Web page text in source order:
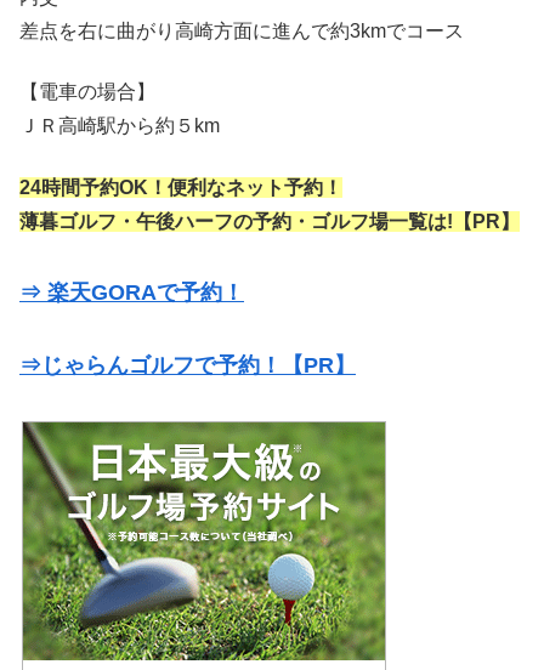
差点を右に曲がり高崎方面に進んで約3kmでコース
【電車の場合】
ＪＲ高崎駅から約５km
24時間予約OK！便利なネット予約！
薄暮ゴルフ・午後ハーフの予約・ゴルフ場一覧は!【PR】
⇒ 楽天GORAで予約！
⇒じゃらんゴルフで予約！【PR】